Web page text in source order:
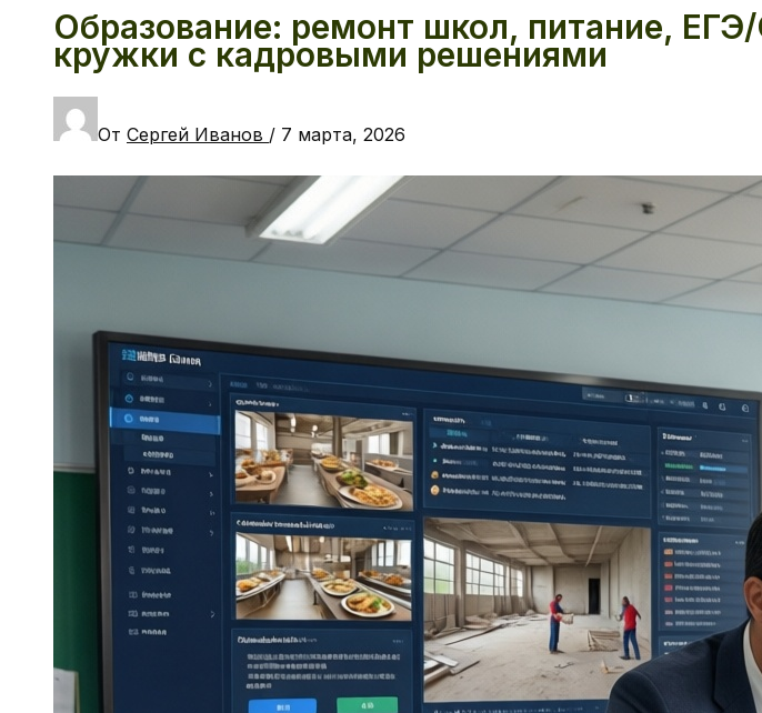
Образование: ремонт школ, питание,
кружки с кадровыми решениями
От Сергей Иванов / 7 марта, 2026